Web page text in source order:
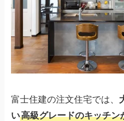
富士住建の注文住宅では、
い高級グレードのキッチン